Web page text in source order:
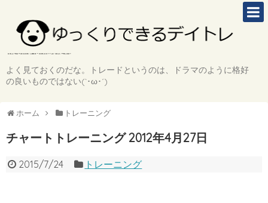
よく見ておくのだな。トレードというのは、ドラマのように格好
の良いものではない(`･ω･´)
ホーム トレーニング
チャートトレーニング 2012年4月27日
2015/7/24 トレーニング